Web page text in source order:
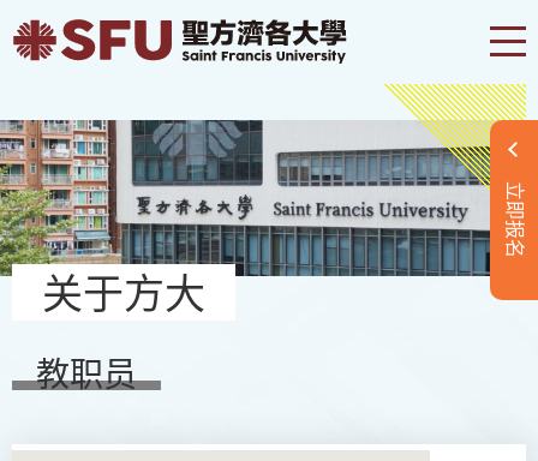
立即报名
关于方大
教职员